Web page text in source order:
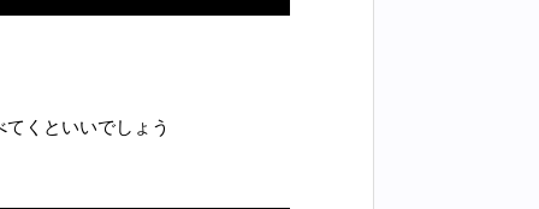
くといいでしょう